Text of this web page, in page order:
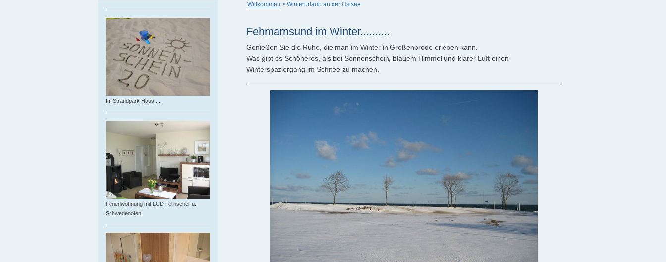
Im Strandpark Haus.....
Ferienwohnung mit LCD Fernseher u.
Schwedenofen
Willkommen > Winterurlaub an der Ostsee
Fehmarnsund im Winter..........
Genießen Sie die Ruhe, die man im Winter in Großenbrode erleben kann.
Was gibt es Schöneres, als bei Sonnenschein, blauem Himmel und klarer Luft einen
Winterspaziergang im Schnee zu machen.